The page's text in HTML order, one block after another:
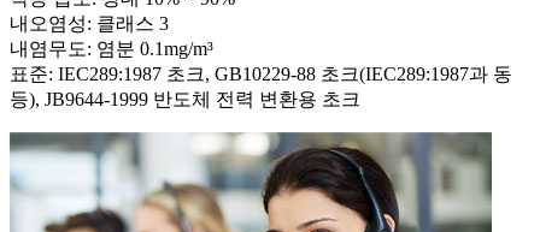
내오염성: 클래스 3
내염무도: 염분 0.1mg/m³
표준: IEC289:1987 초크, GB10229-88 초크(IEC289:1987과 동
등), JB9644-1999 반도체 전력 변환용 초크